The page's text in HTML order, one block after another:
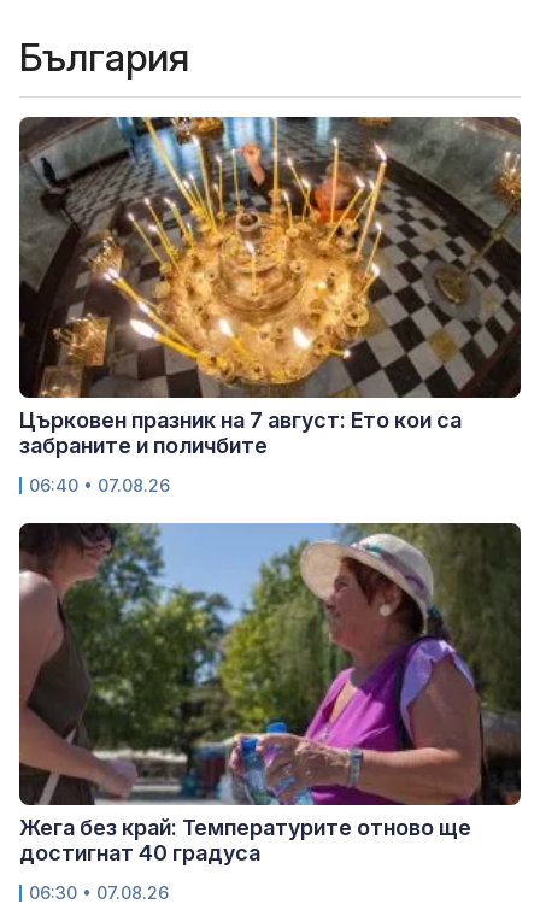
България
Църковен празник на 7 август: Ето кои са
забраните и поличбите
06:40 • 07.08.26
Жега без край: Температурите отново ще
достигнат 40 градуса
06:30 • 07.08.26